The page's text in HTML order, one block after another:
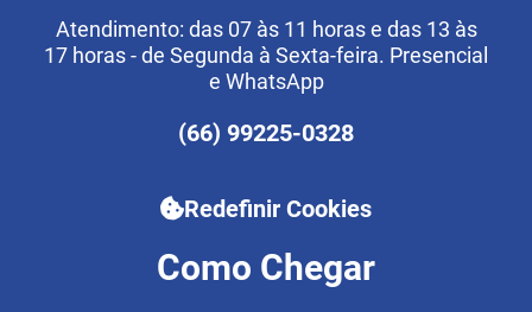
Atendimento: das 07 às 11 horas e das 13 às
17 horas - de Segunda à Sexta-feira. Presencial
e WhatsApp
(66) 99225-0328
Redefinir Cookies
Como Chegar